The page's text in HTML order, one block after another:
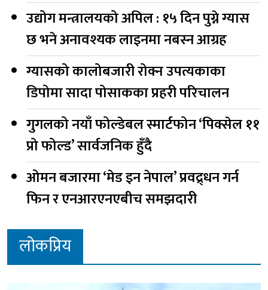
उद्योग मन्त्रालयको अपिल : १५ दिन पुग्ने ग्यास
छ भने अनावश्यक लाइनमा नबस्न आग्रह
ग्यासको कालोबजारी रोक्न उपत्यकाका
डिपोमा सादा पोसाकका प्रहरी परिचालन
गुगलको नयाँ फोल्डेबल स्मार्टफोन ‘पिक्सेल ११
प्रो फोल्ड’ सार्वजनिक हुँदै
ओमन बजारमा ‘मेड इन नेपाल’ प्रवद्र्धन गर्न
फिन र एनआरएनएबीच समझदारी
लोकप्रिय